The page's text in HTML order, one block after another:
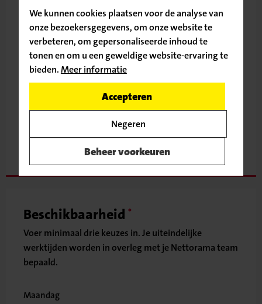
We kunnen cookies plaatsen voor de analyse van
onze bezoekersgegevens, om onze website te
verbeteren, om gepersonaliseerde inhoud te
tonen en om u een geweldige website-ervaring te
bieden.Meer informatie
Beheer voorkeuren
Negeren
Accepteren
Straat
Plaats
Beschikbaarheid
Maandag
Ga door naar de vacature
Terug naar
vacatureoverzicht